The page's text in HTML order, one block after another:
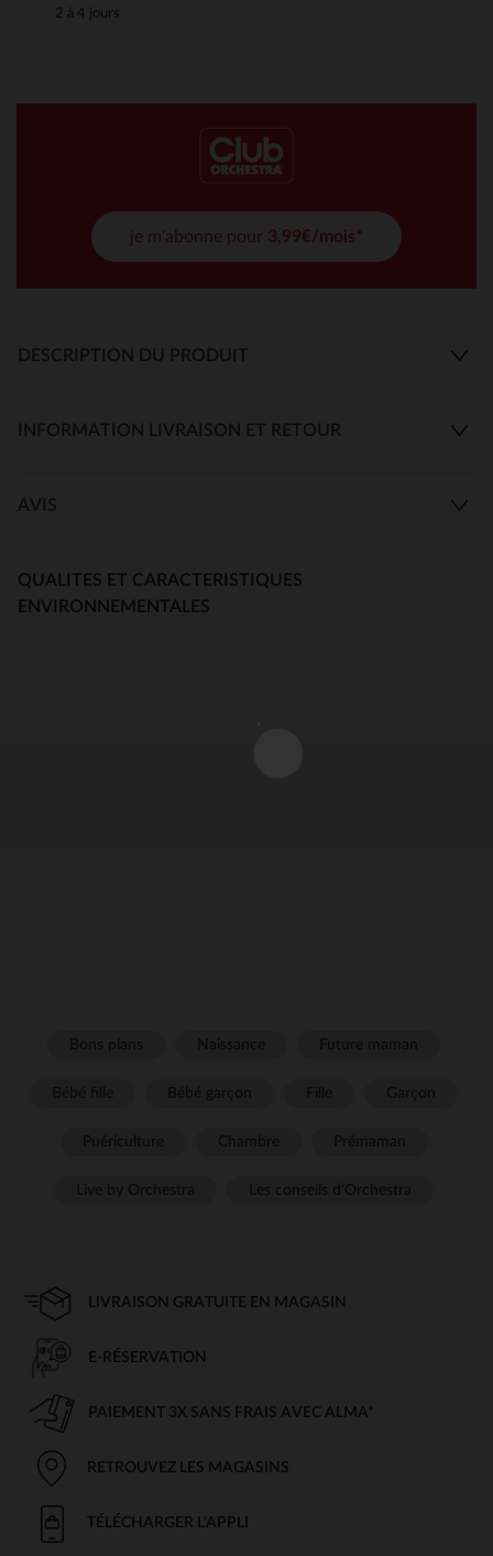
2 à 4 jours
je m'abonne pour 3,99€/mois*
DESCRIPTION DU PRODUIT
INFORMATION LIVRAISON ET RETOUR
AVIS
QUALITES ET CARACTERISTIQUES
ENVIRONNEMENTALES
LIVRAISON GRATUITE EN MAGASIN
E-RÉSERVATION
PAIEMENT 3X SANS FRAIS AVEC ALMA*
RETROUVEZ LES MAGASINS
TÉLÉCHARGER L'APPLI